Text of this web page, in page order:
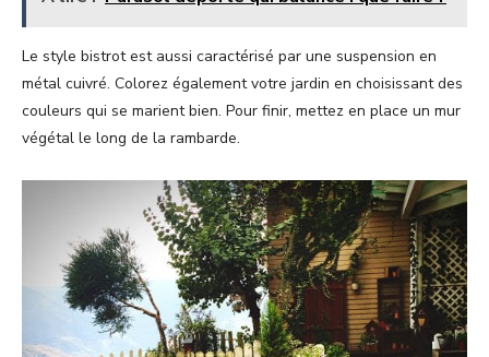
Le style bistrot est aussi caractérisé par une suspension en
métal cuivré. Colorez également votre jardin en choisissant des
couleurs qui se marient bien. Pour finir, mettez en place un mur
végétal le long de la rambarde.